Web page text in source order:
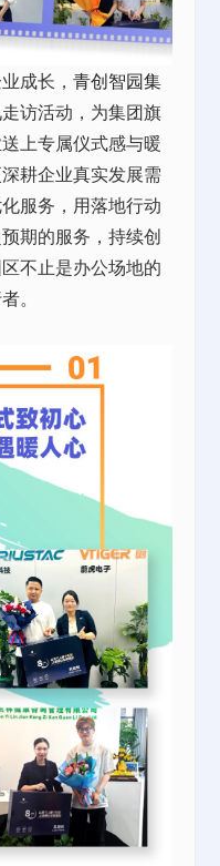
成长，青创智园集
走访活动，为集团旗
上专属仪式感与暖
耕企业真实发展需
服务，用落地行动
期的服务，持续创
区不止是办公场地的
。